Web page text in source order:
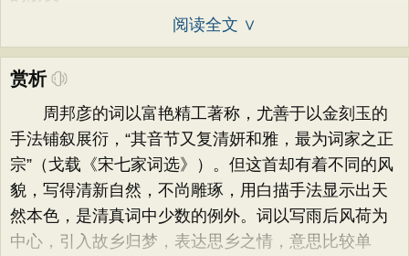
阅读全文 ∨
赏析
周邦彦的词以富艳精工著称，尤善于以金刻玉的
手法铺叙展衍，“其音节又复清妍和雅，最为词家之正
宗”（戈载《宋七家词选》）。但这首却有着不同的风
貌，写得清新自然，不尚雕琢，用白描手法显示出天
然本色，是清真词中少数的例外。词以写雨后风荷为
中心，引入故乡归梦，表达思乡之情，意思比较单